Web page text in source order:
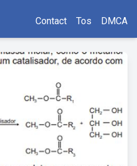
Contact Tos DMCA